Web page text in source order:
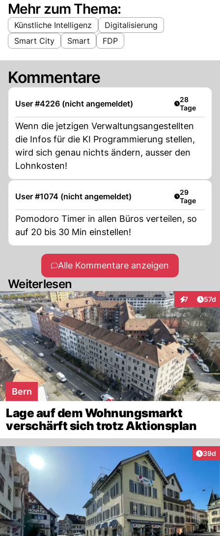
Mehr zum Thema:
Künstliche Intelligenz
Digitalisierung
Smart City
Smart FDP
Kommentare
User #4226 (nicht angemeldet) Artikel
28
Tage
Wenn die jetzigen Verwaltungsangestellten
die Infos für die KI Programmierung stellen,
wird sich genau nichts ändern, ausser den
Lohnkosten!
User #1074 (nicht angemeldet) Artikel
29
Tage
Pomodoro Timer in allen Büros verteilen, so
auf 20 bis 30 Min einstellen!
Alle Kommentare anzeigen
Weiterlesen
7 57d
Bern
Lage auf dem Wohnungsmarkt
verschärft sich trotz Aktionsplan
39d